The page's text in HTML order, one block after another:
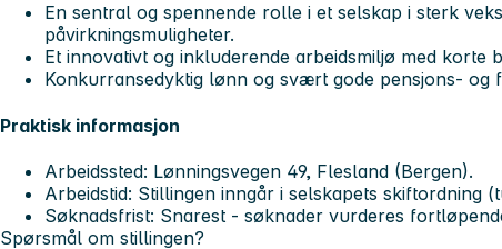
En sentral og spennende rolle i et selskap i sterk
påvirkningsmuligheter.
Et innovativt og inkluderende arbeidsmiljø med korte
Konkurransedyktig lønn og svært gode pensjons- og
Praktisk informasjon
Arbeidssted: Lønningsvegen 49, Flesland (Bergen).
Arbeidstid: Stillingen inngår i selskapets skiftordning
Søknadsfrist: Snarest - søknader vurderes
Spørsmål om stillingen?